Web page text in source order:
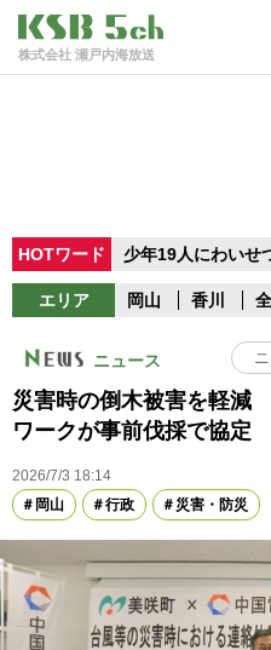
株式会社 瀬戸内海放送
HOTワード 少年19人にわいせ
エリア 岡山 香川
ニュース
災害時の倒木被害を軽減
ワークが事前伐採で協定
2026/7/3 18:14
岡山
行政 災害・防災